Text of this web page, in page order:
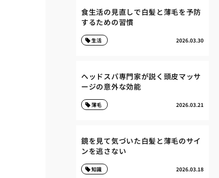
食生活の見直しで白髪と薄毛を予防
するための習慣
2026.03.30
生活
ヘッドスパ専門家が説く頭皮マッサ
ージの意外な効能
2026.03.21
薄毛
鏡を見て気づいた白髪と薄毛のサイ
ンを逃さない
2026.03.18
知識